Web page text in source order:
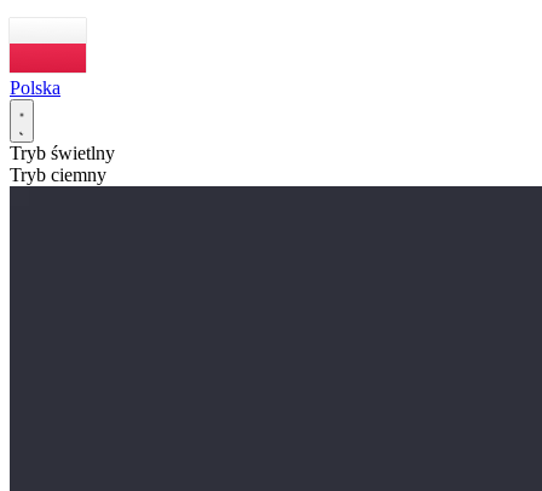
Polska
Tryb świetlny
Tryb ciemny